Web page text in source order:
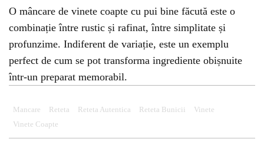
O mâncare de vinete coapte cu pui bine făcută este o
combinație între rustic și rafinat, între simplitate și
profunzime. Indiferent de variație, este un exemplu
perfect de cum se pot transforma ingrediente obișnuite
într-un preparat memorabil.
Mancare Reteta Reteta Autentica Reteta Bunicii
Vinete
Vinete Coapte